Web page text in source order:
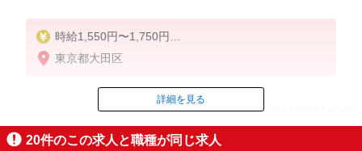
時給1,550円〜1,750円
◆無資格・経験者：時給1,550円〜
◆初任者研修・経験者：時給1,650円〜
◆介護福祉士：時給1,750円〜
※経験者は3ヶ月以上
東京都大田区
ID：AE0626558763
詳細を見る
20件のこの求人と職種が同じ求人